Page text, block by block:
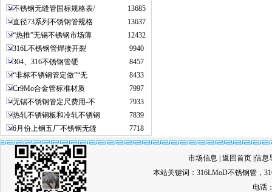
不锈钢无缝管国标规格表/
13685
直径73系列不锈钢管规格
13637
“热推”无锡不锈钢市场薄
12432
316L不锈钢管焊接开裂
9940
304、316不锈钢管硬
8457
“非标不锈钢管定做”“无
8433
Cr9Mo合金管标准材质
7997
无锡不锈钢管定尺费用-不
7933
热轧不锈钢板和冷轧不锈钢
7839
6月份上钢五厂不锈钢无缝
7718
市场信息 返回首页 信息
本站关键词： 316LMoD不锈钢管 ，
电话